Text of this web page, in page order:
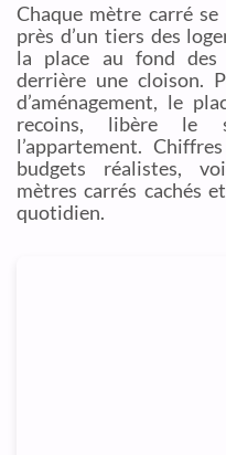
Chaque mètre carré
près d’un tiers des
la place au fond des
derrière une cloison.
d’aménagement, le
recoins, libère le
l’appartement.
budgets réalistes,
mètres carrés cachés
quotidien.